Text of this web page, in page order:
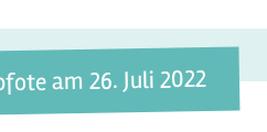
am 26. Juli 2022